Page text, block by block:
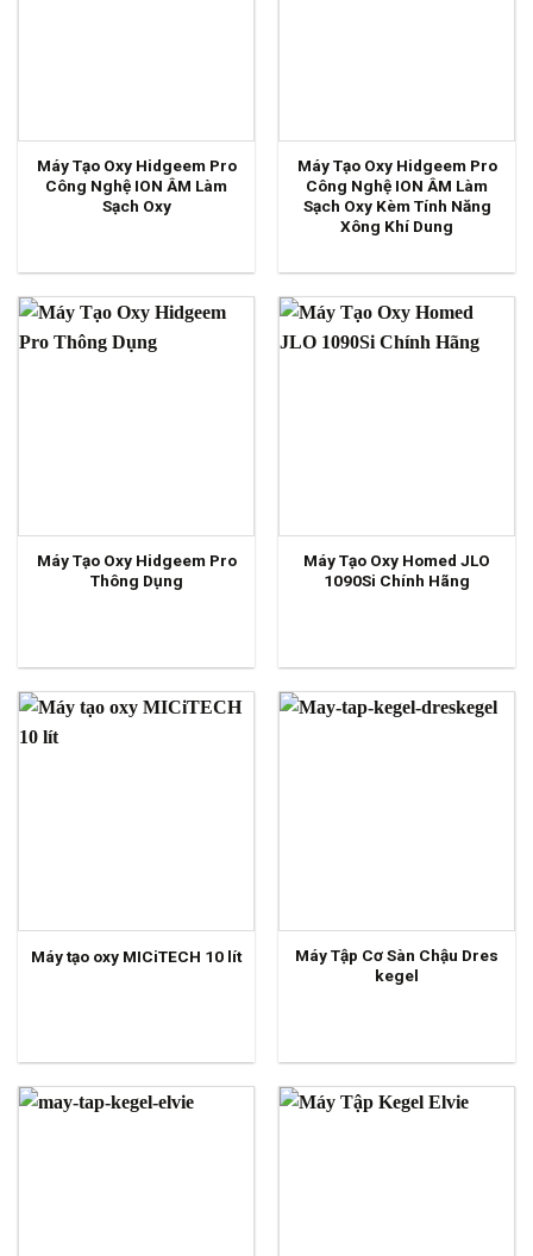
Máy Tạo Oxy Hidgeem Pro
Công Nghệ ION ÂM Làm
Sạch Oxy
Máy Tạo Oxy Hidgeem Pro
Công Nghệ ION ÂM Làm
Sạch Oxy Kèm Tính Năng
Xông Khí Dung
Máy Tạo Oxy Hidgeem Pro
Thông Dụng
Máy Tạo Oxy Homed JLO
1090Si Chính Hãng
Máy tạo oxy MICiTECH 10 lít
Máy Tập Cơ Sàn Chậu Dres
kegel